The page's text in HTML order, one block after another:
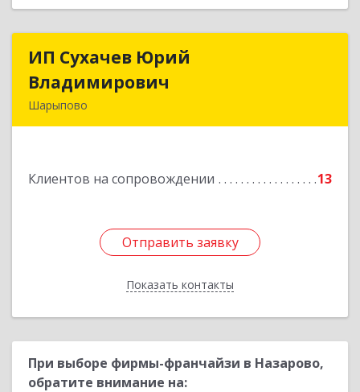
ИП Сухачев Юрий
Владимирович
Шарыпово
Клиентов на сопровождении 13
Отправить заявку
Показать контакты
ИП Сухачев Юрий
Подробнее
Отправить заявку
Назад
При выборе фирмы-франчайзи в Назарово,
обратите внимание на: